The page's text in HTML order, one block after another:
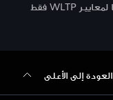
تتوفر قيم استهلاك الوقود والانبعاثات وفقًا لمعايير WLTP فقط
العودة إلى الأعلى